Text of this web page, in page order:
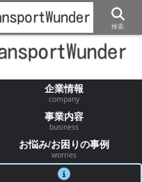
したらお気軽にご相談ください
企業情報
company
事業内容
business
お悩み/お困りの事例
worries
検索